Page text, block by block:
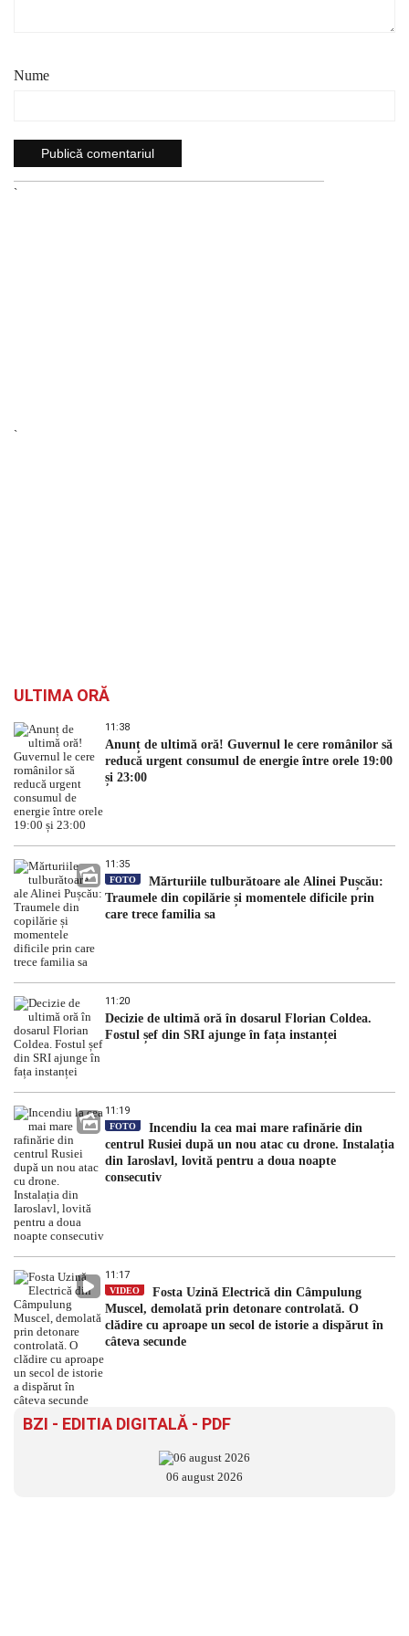
Nume
`
`
ULTIMA ORĂ
11:38
Anunț de ultimă oră! Guvernul le cere românilor să
reducă urgent consumul de energie între orele 19:00
și 23:00
11:35
FOTO
Mărturiile tulburătoare ale Alinei Pușcău:
Traumele din copilărie și momentele dificile prin
care trece familia sa
11:20
Decizie de ultimă oră în dosarul Florian Coldea.
Fostul șef din SRI ajunge în fața instanței
11:19
FOTO
Incendiu la cea mai mare rafinărie din
centrul Rusiei după un nou atac cu drone. Instalația
din Iaroslavl, lovită pentru a doua noapte
consecutiv
11:17
VIDEO
Fosta Uzină Electrică din Câmpulung
Muscel, demolată prin detonare controlată. O
clădire cu aproape un secol de istorie a dispărut în
câteva secunde
BZI - EDITIA DIGITALĂ - PDF
06 august 2026